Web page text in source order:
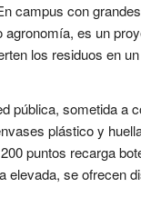
campus con
es un
los residuos en
pública, sometida a
plástico y
puntos recarga
elevada, se ofrecen